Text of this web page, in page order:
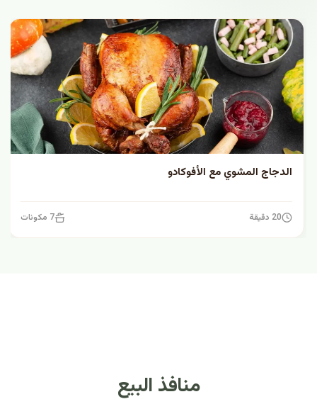
الدجاج المشوي مع الأفوكادو
20 دقيقة 7 مكونات
منافذ البيع